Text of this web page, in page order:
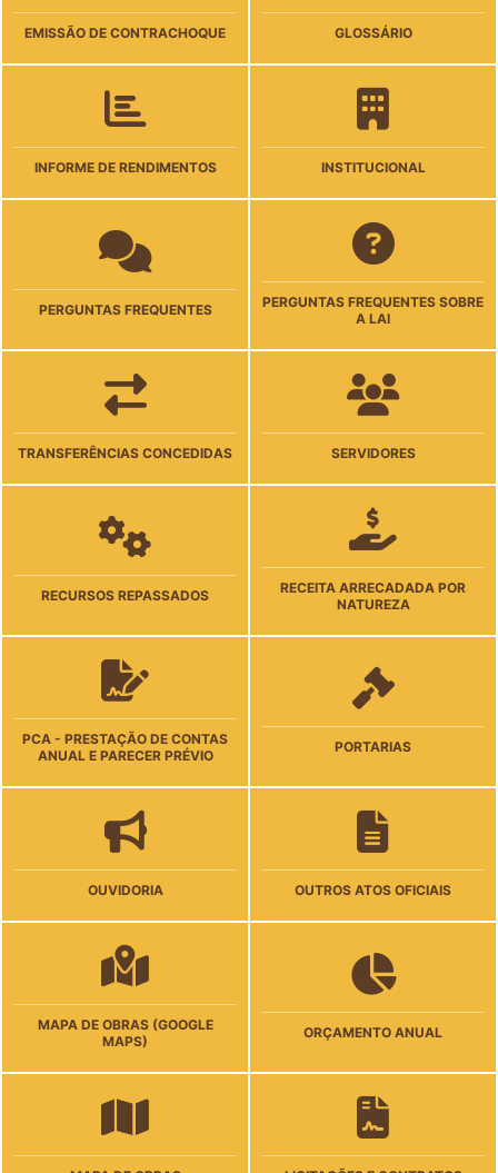
EMISSÃO DE CONTRACHOQUE GLOSSÁRIO
INFORME DE RENDIMENTOS INSTITUCIONAL
PERGUNTAS FREQUENTES
PERGUNTAS FREQUENTES SOBRE
A LAI
TRANSFERÊNCIAS CONCEDIDAS SERVIDORES
RECURSOS REPASSADOS
RECEITA ARRECADADA POR
NATUREZA
PCA - PRESTAÇÃO DE CONTAS
ANUAL E PARECER PRÉVIO
PORTARIAS
OUVIDORIA OUTROS ATOS OFICIAIS
MAPA DE OBRAS (GOOGLE
MAPS)
ORÇAMENTO ANUAL